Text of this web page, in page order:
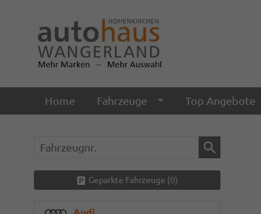
Home Fahrzeuge Top Angebote
Fahrzeugnr.
Geparkte Fahrzeuge (0)